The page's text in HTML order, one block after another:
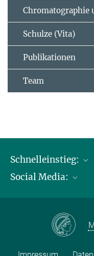
Chromatographie
Schulze (Vita)
Publikationen
Team
Schnelleinstieg:
Publikationen
Kontakt und
Social Media: